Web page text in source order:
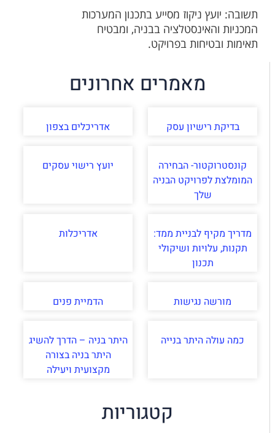
תשובה: יועץ ניקוז מסייע בתכנון המערכות
המכניות והאינסטלציה בבניה, ומבטיח
תאימות ובטיחות בפרויקט.
מאמרים אחרונים
בדיקת רישיון עסק אדריכלים בצפון
קונסטרוקטור- הבחירה
המומלצת לפרויקט הבניה
שלך
יועץ רישוי עסקים
מדריך מקיף לבניית ממד:
תקנות, עלויות ושיקולי
תכנון
אדריכלות
מורשה נגישות הדמיית פנים
כמה עולה היתר בנייה
היתר בניה – הדרך להשיג
היתר בניה בצורה
מקצועית ויעילה
קטגוריות